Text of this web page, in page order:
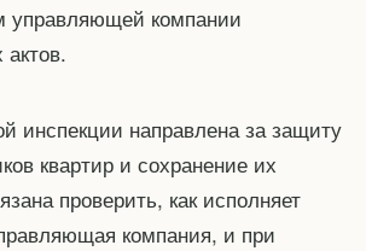
управляющей компании
инспекции направлена за защиту
квартир и сохранение их
проверить, как исполняет
компания, и при